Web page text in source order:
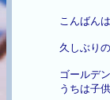
こんばんは
久しぶり
ゴールデ
うちは子